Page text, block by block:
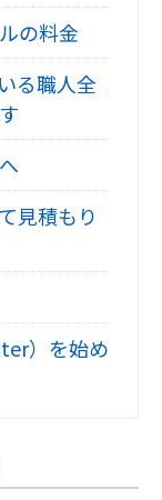
の料金
る職人全
見積もり
）を始め